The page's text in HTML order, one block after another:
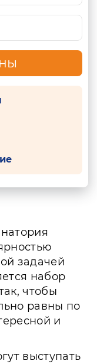
задачей
набор
чтобы
равны по
и
выступать